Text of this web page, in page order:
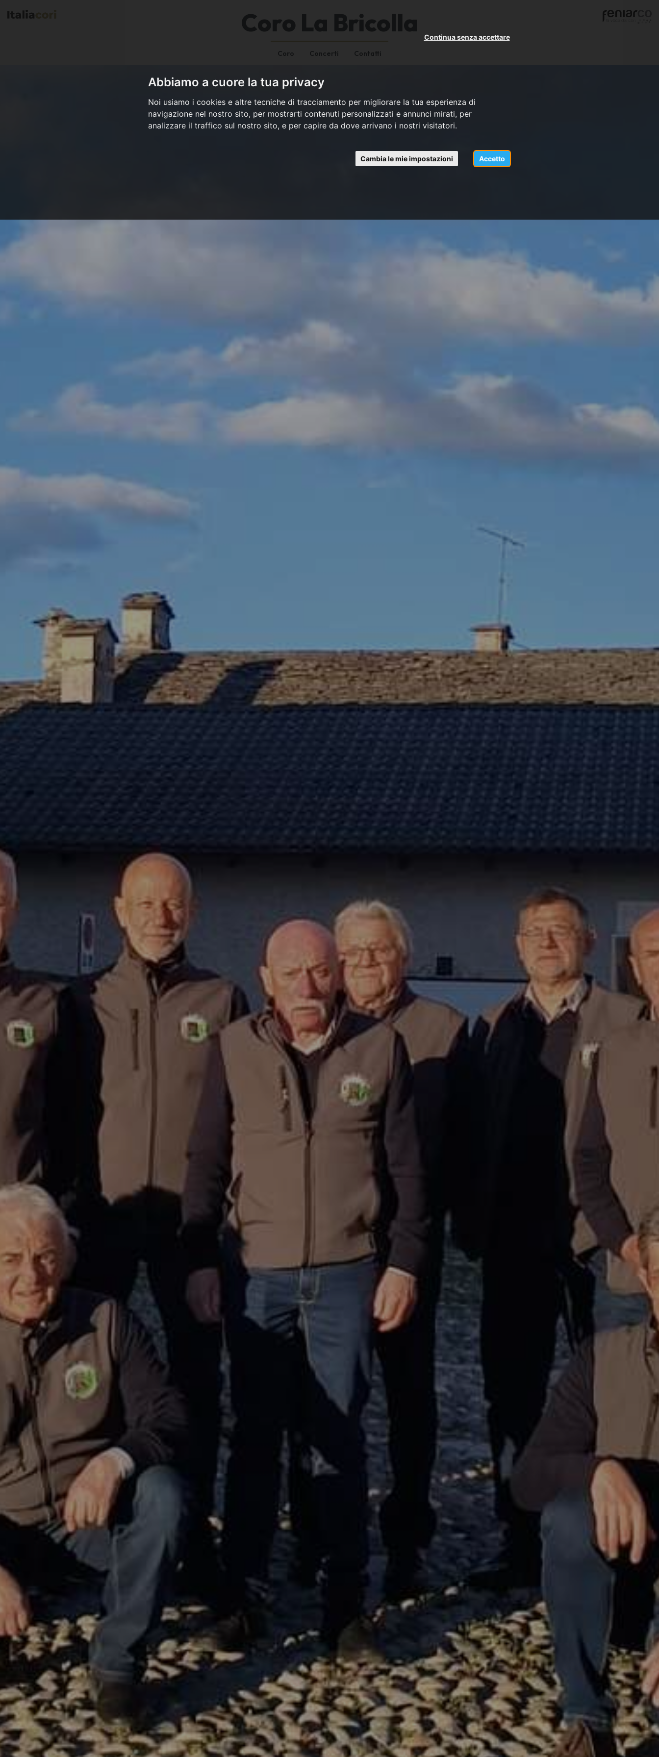
Abbiamo a cuore la tua privacy
Noi usiamo i cookies e altre tecniche di tracciamento per migliorare la tua esperienza di
navigazione nel nostro sito, per mostrarti contenuti personalizzati e annunci mirati, per
analizzare il traffico sul nostro sito, e per capire da dove arrivano i nostri visitatori.
Accetto
Continua senza accettare
Cambia le mie impostazioni
Coro La Bricolla
Coro Concerti Contatti